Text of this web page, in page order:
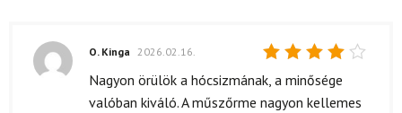
Értékelés:
4
O. Kinga 2026.02.16.
Nagyon örülök a hócsizmának, a minősége
valóban kiváló. A műszőrme nagyon kellemes